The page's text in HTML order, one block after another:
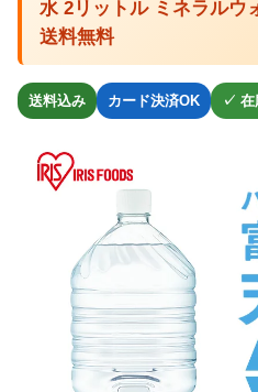
水 2リットル ミネラルウ
送料無料
送料込み カード決済OK ✓ 在